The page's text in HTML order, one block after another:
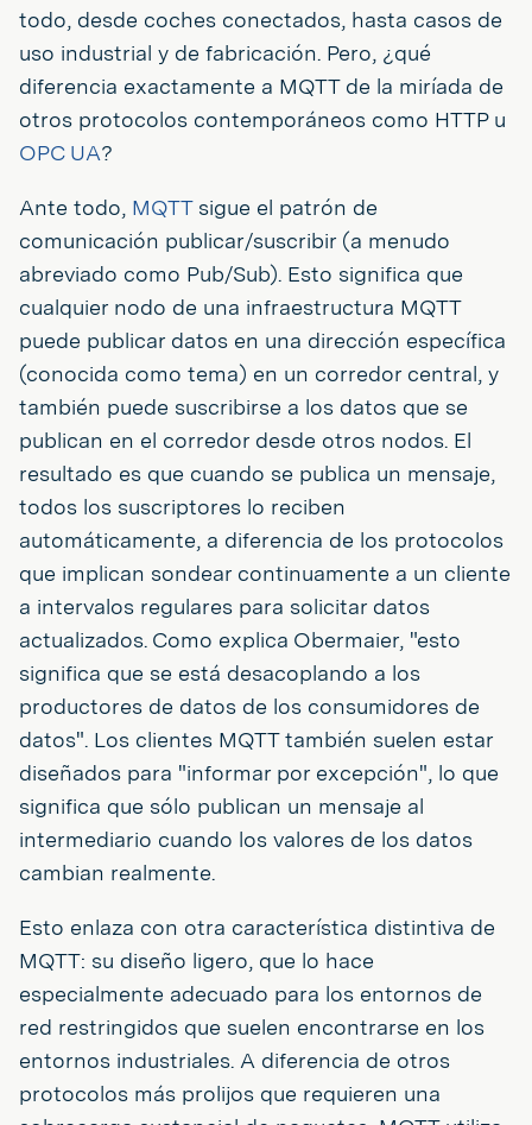
todo, desde coches conectados, hasta casos de
uso industrial y de fabricación. Pero, ¿qué
diferencia exactamente a MQTT de la miríada de
otros protocolos contemporáneos como HTTP u
OPC UA?
Ante todo, MQTTsigue el patrón de
comunicación publicar/suscribir (a menudo
abreviado como Pub/Sub). Esto significa que
cualquier nodo de una infraestructura MQTT
puede publicar datos en una dirección específica
(conocida como tema) en un corredor central, y
también puede suscribirse a los datos que se
publican en el corredor desde otros nodos. El
resultado es que cuando se publica un mensaje,
todos los suscriptores lo reciben
automáticamente, a diferencia de los protocolos
que implican sondear continuamente a un cliente
a intervalos regulares para solicitar datos
actualizados. Como explica Obermaier, "esto
significa que se está desacoplando a los
productores de datos de los consumidores de
datos". Los clientes MQTT también suelen estar
diseñados para "informar por excepción", lo que
significa que sólo publican un mensaje al
intermediario cuando los valores de los datos
cambian realmente.
Esto enlaza con otra característica distintiva de
MQTT: su diseño ligero, que lo hace
especialmente adecuado para los entornos de
red restringidos que suelen encontrarse en los
entornos industriales. A diferencia de otros
protocolos más prolijos que requieren una